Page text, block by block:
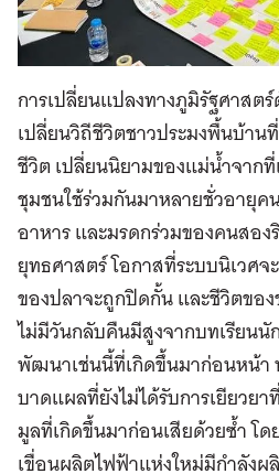
การเปลี่ยนแปลงทางภูมิรัฐศาสต
เปลี่ยนวิถีชีวิตชาวประมงพื้นบ้า
ชีวิต เปลี่ยนนิยามของแม่น้ำจาก
ชุมชนใช้ร่วมกันมาหลายชั่วอายุค
อาหาร และมรดกร่วมของคนสอง
ยุทธศาสตร์ โอกาสที่ระบบนิเวศ
ของปลาจะถูกปิดกั้น และชีวิตขอ
ไม่มีวันกลับคืนมีสูงจากบทเรียนนั
พัฒนาเช่นนี้ที่เกิดขึ้นมาก่อนหน้า
บาดแผลที่ยังไม่ได้รับการเยียวย
มูลที่เกิดขึ้นมาก่อนเสียด้วยซ้ำ โด
เขื่อนผลิตไฟฟ้าแห่งใหม่มีกำลังผ